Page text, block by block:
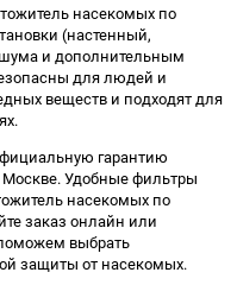
насекомых по
(настенный,
и дополнительным
для людей и
веществ и подходят для
гарантию
Москве. Удобные фильтры
насекомых по
заказ онлайн или
выбрать
защиты от насекомых.